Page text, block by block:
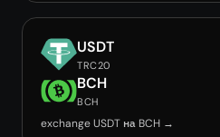
USDT
TRC20
BCH
BCH
exchange USDT на BCH →